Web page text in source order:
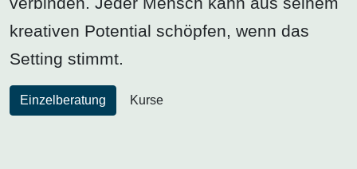
kreativen Potential schöpfen, wenn das
Setting stimmt.
Einzelberatung Kurse